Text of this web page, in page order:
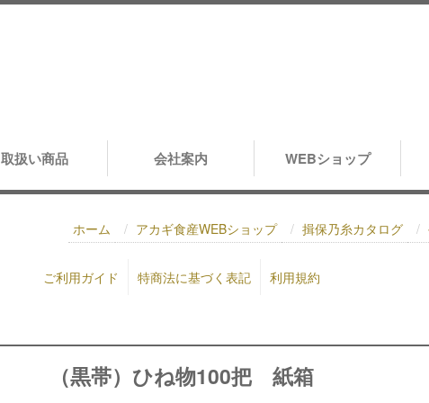
取扱い商品 会社案内 WEBショップ
ホーム アカギ食産WEBショップ 揖保乃糸カタログ
ご利用ガイド 特商法に基づく表記 利用規約
（黒帯）ひね物100把 紙箱